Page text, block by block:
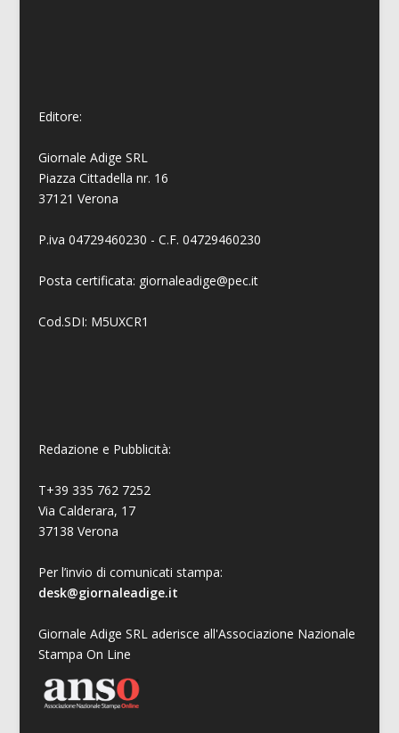
Editore:
Giornale Adige SRL
Piazza Cittadella nr. 16
37121 Verona
P.iva 04729460230 - C.F. 04729460230
Posta certificata: giornaleadige@pec.it
Cod.SDI: M5UXCR1
Redazione e Pubblicità:
T+39 335 762 7252
Via Calderara, 17
37138 Verona
Per l’invio di comunicati stampa:
desk@giornaleadige.it
Giornale Adige SRL aderisce all'Associazione Nazionale
Stampa On Line